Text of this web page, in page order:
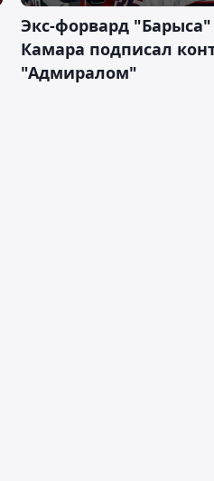
Экс-форвард "Барыса"
Камара подписал
"Адмиралом"